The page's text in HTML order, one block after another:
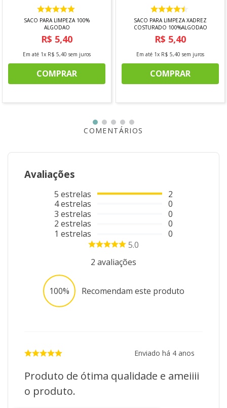
SACO PARA LIMPEZA 100%
ALGODAO
R$ 5,40
Em até 1x R$ 5,40 sem juros
COMPRAR
SACO PARA LIMPEZA XADREZ
COSTURADO 100%ALGODAO
R$ 5,40
Em até 1x R$ 5,40 sem juros
COMPRAR
COMENTÁRIOS
Avaliações
5 estrelas
4estrelas
3 estrelas
2 estrelas
1 estrelas
2
0
0
0
0
5.0
2 avaliações
100% Recomendam este produto
Enviado há 4 anos
Produto de ótima qualidade e ameiiii
o produto.